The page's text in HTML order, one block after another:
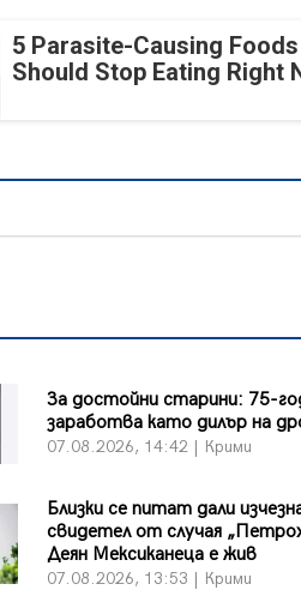
5 Parasite-Causing
Should Stop Eating Right
За достойни старини: 75-
заработва като дилър на
07.08.2026, 14:42 | Крими
Близки се питат дали
свидетел от случая
Деян Мексиканеца е жив
07.08.2026, 13:53 | Крими